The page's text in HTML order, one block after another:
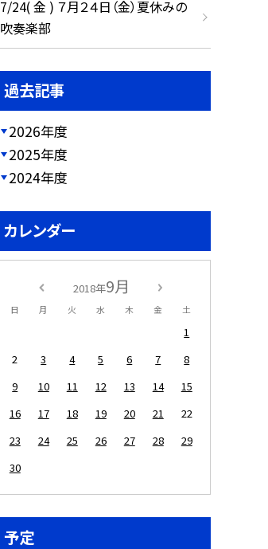
7/24( 金 ) ７月２４日（金）夏休みの
吹奏楽部
過去記事
2026年度
2025年度
2024年度
カレンダー
2018年9月
日 月 火 水 木 金 土
1
2
3 4 5 6 7
8
9
10 11 12 13 14
15
16
17 18 19 20 21
22
23
24 25 26 27 28
29
30
予定